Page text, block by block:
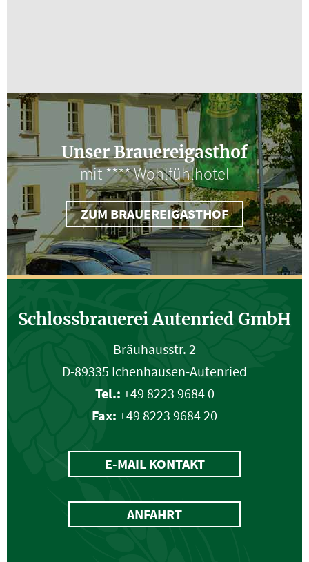
Unser Brauereigasthof
mit **** Wohlfühlhotel
ZUM BRAUEREIGASTHOF
E-MAIL KONTAKT
Schlossbrauerei Autenried GmbH
Bräuhausstr. 2
D-89335 Ichenhausen-Autenried
Tel.: +49 8223 9684 0
Fax: +49 8223 9684 20
ANFAHRT